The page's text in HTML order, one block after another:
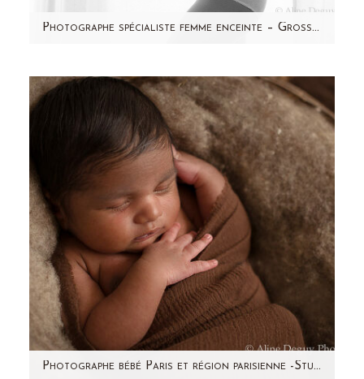
Photographe spécialiste femme enceinte – Grossesse – Studio – Paris – Ran
d'un futur papa. Sa femme, originaire de Pékin,
désirait très…
Photographe bébé Paris et région parisienne -Studio (92)-Shawn